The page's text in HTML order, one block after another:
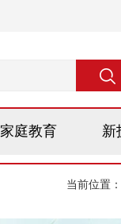
家庭教育 新
当前位置：